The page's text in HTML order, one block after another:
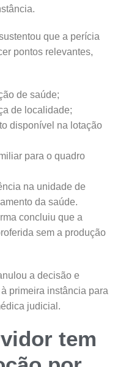
que a perícia
pontos relevantes,
de saúde;
de localidade;
disponível na lotação
para o quadro
na unidade de
da saúde.
concluiu que a
sem a produção
a decisão e
primeira instância para
judicial.
tem